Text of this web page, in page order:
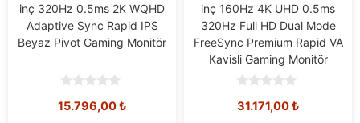
inç 320Hz 0.5ms 2K WQHD
Adaptive Sync Rapid IPS
Beyaz Pivot Gaming Monitör
o
15.796,00₺
inç 160Hz 4K UHD 0.5ms
320Hz Full HD Dual Mode
FreeSync Premium Rapid VA
Kavisli Gaming Monitör
o
31.171,00₺